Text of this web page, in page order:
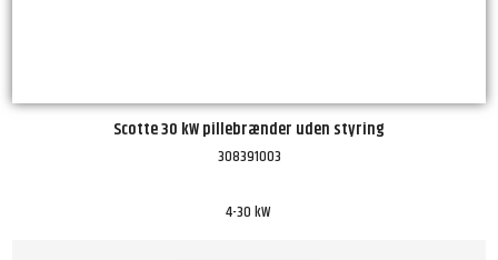
Scotte 30 kW pillebrænder uden styring
308391003
4-30 kW